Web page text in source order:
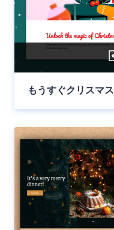
もうすぐクリスマス